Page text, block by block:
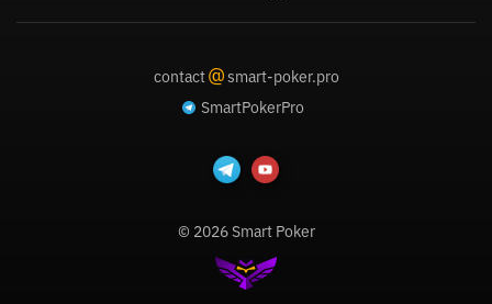
© 2026 Smart Poker
contact@smart-poker.pro
SmartPokerPro